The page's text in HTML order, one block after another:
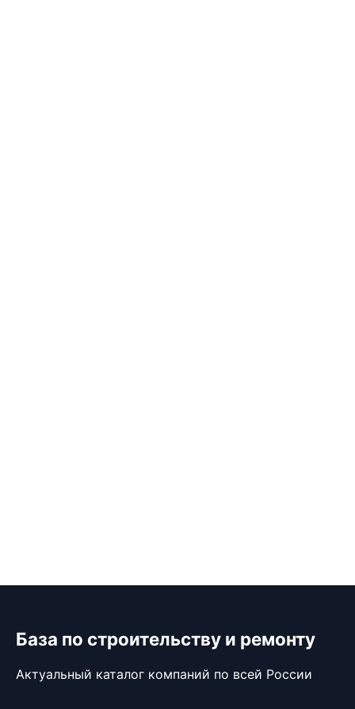
База по строительству и ремонту
Актуальный каталог компаний по всей России